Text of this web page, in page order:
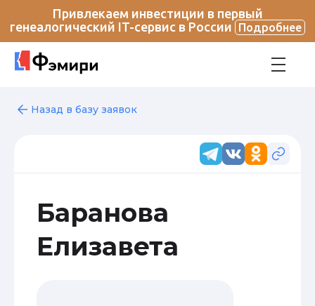
Привлекаем инвестиции в первый
генеалогический IT-сервис в России
Подробнее
Назад в базу заявок
Баранова
Елизавета